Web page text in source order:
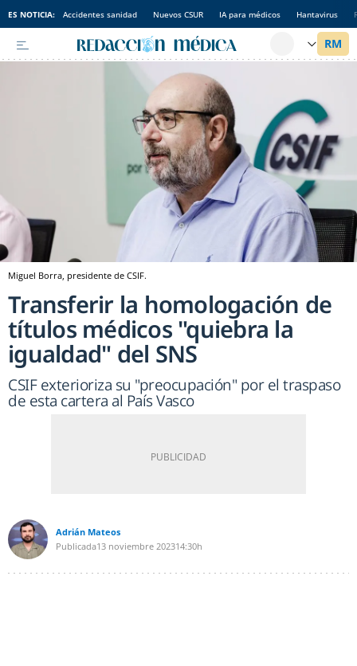
ES NOTICIA: Accidentes sanidad Nuevos CSUR IA para médicos Hantavirus
Miguel Borra, presidente de CSIF.
Transferir la homologación de
títulos médicos "quiebra la
igualdad" del SNS
CSIF exterioriza su "preocupación" por el traspaso
de esta cartera al País Vasco
Adrián Mateos
Publicada13 noviembre 202314:30h